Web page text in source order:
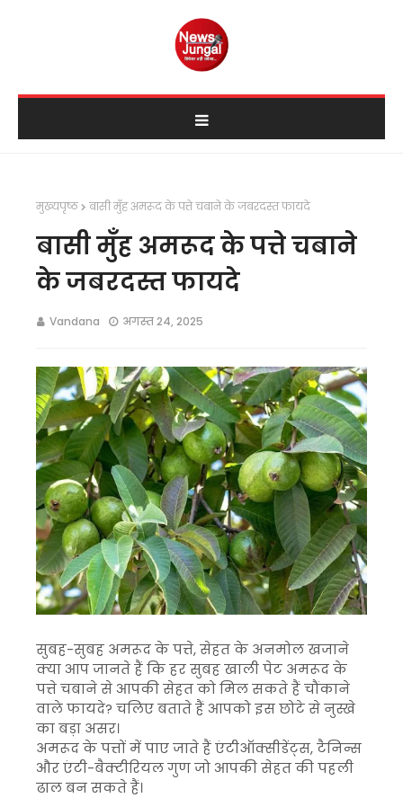
मुख्यपृष्ठ बासी मुँह अमरूद के पत्ते चबाने के जबरदस्त फायदे
बासी मुँह अमरूद के पत्ते चबाने
के जबरदस्त फायदे
Vandana अगस्त 24, 2025
सुबह-सुबह अमरूद के पत्ते, सेहत के अनमोल खजाने
क्या आप जानते हैं कि हर सुबह खाली पेट अमरूद के
पत्ते चबाने से आपकी सेहत को मिल सकते हैं चौंकाने
वाले फायदे? चलिए बताते हैं आपको इस छोटे से नुस्खे
का बड़ा असर।
अमरूद के पत्तों में पाए जाते हैं एंटीऑक्सीडेंट्स, टैनिन्स
और एंटी-बैक्टीरियल गुण जो आपकी सेहत की पहली
ढाल बन सकते हैं।